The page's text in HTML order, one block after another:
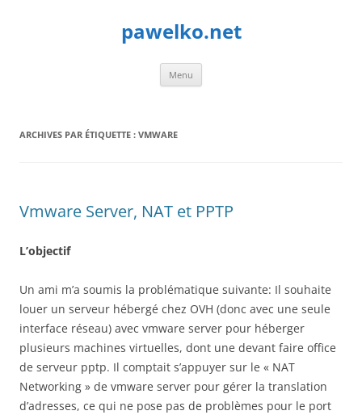
pawelko.net
Menu
ARCHIVES PAR ÉTIQUETTE : VMWARE
Vmware Server, NAT et PPTP
L’objectif
Un ami m’a soumis la problématique suivante: Il souhaite
louer un serveur hébergé chez OVH (donc avec une seule
interface réseau) avec vmware server pour héberger
plusieurs machines virtuelles, dont une devant faire office
de serveur pptp. Il comptait s’appuyer sur le « NAT
Networking » de vmware server pour gérer la translation
d’adresses, ce qui ne pose pas de problèmes pour le port